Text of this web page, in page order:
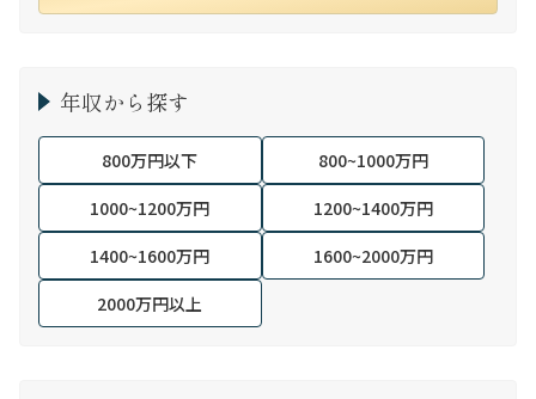
年収から探す
800万円以下
800~1000万円
1000~1200万円
1200~1400万円
1400~1600万円
1600~2000万円
2000万円以上